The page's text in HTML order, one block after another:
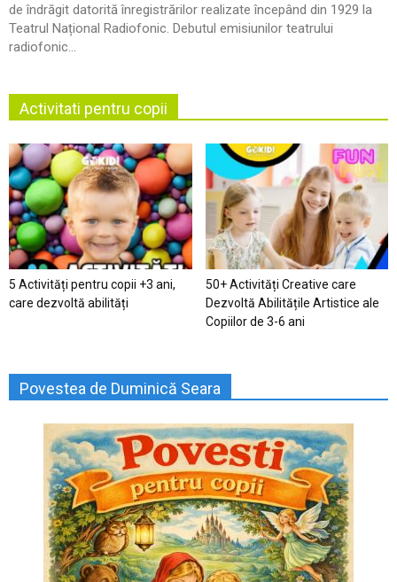
de îndrăgit datorită înregistrărilor realizate începând din 1929 la
Teatrul Național Radiofonic. Debutul emisiunilor teatrului
radiofonic...
Activitati pentru copii
5 Activități pentru copii +3 ani,
care dezvoltă abilități
50+ Activități Creative care
Dezvoltă Abilitățile Artistice ale
Copiilor de 3-6 ani
Povestea de Duminică Seara